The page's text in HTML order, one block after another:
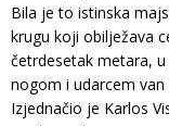
Bila je to istinska
krugu koji obilježava
četrdesetak metara,
nogom i udarcem
Izjednačio je Karlos